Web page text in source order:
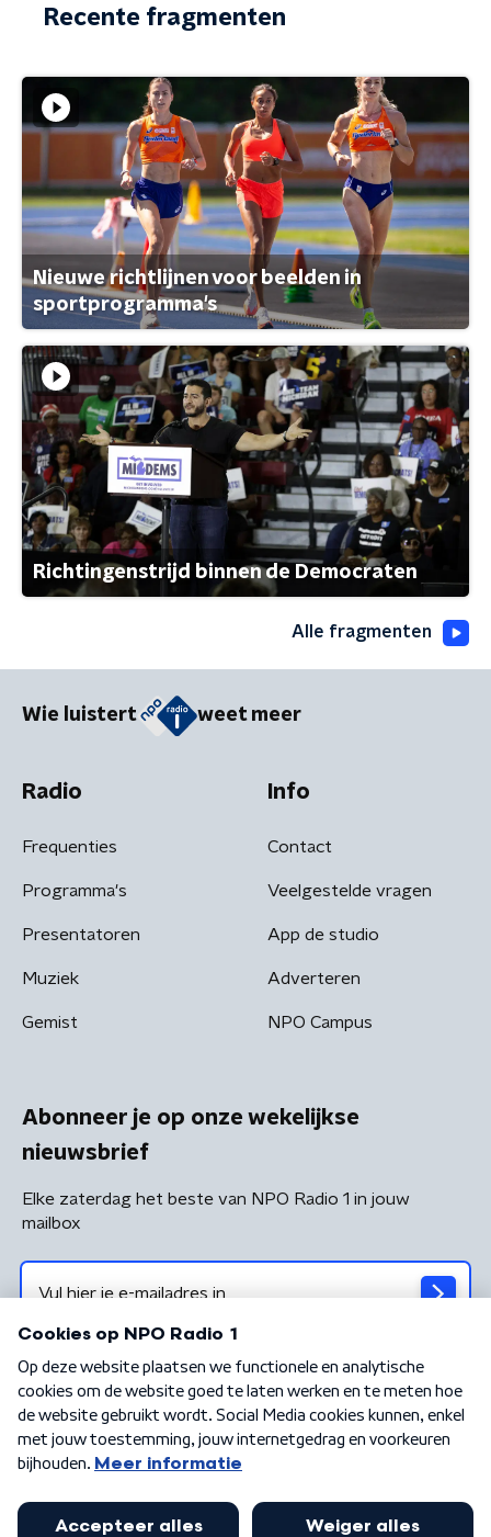
Recente fragmenten
Nieuwe richtlijnen voor beelden in
sportprogramma's
Richtingenstrijd binnen de Democraten
Alle fragmenten
Wie luistert weet meer
Radio
Frequenties
Programma's
Presentatoren
Muziek
Gemist
Info
Contact
Veelgestelde vragen
App de studio
Adverteren
NPO Campus
Abonneer je op onze wekelijkse
nieuwsbrief
Elke zaterdag het beste van NPO Radio 1 in jouw
mailbox
Algemene voorwaarden